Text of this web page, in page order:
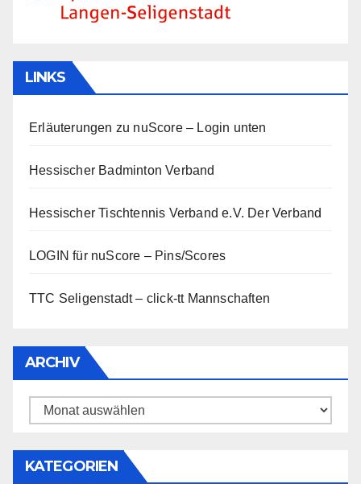
LINKS
Erläuterungen zu nuScore– Login unten
Hessischer Badminton Verband
Hessischer Tischtennis Verband e.V. Der Verband
LOGIN für nuScore – Pins/Scores
TTC Seligenstadt – click-tt Mannschaften
ARCHIV
Archiv
KATEGORIEN